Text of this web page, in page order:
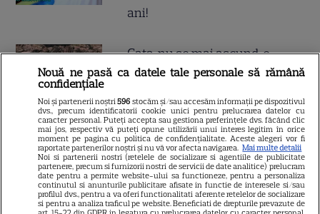
ani!
Gata, nu se mai ascund, e
cuplul momentului în
strada ei, iar lui i-a pus
Dumnezeu mâna în cap!
Felicitări, să fiți fericiți! Că
frumoși sunteți!
Cătălin Crișan, gafă de
Nouă ne pasă ca datele tale personale să rămână
confidențiale
Noi și partenerii noștri596 stocăm și/sau accesăm informații pe dispozitivul
dvs., precum identificatorii cookie unici pentru prelucrarea datelor cu
caracter personal. Puteți accepta sau gestiona preferințele dvs. făcând clic
mai jos, respectiv vă puteți opune utilizării unui interes legitim în orice
moment pe pagina cu politica de confidențialitate. Aceste alegeri vor fi
raportate partenerilor noștri și nu vă vor afecta navigarea. Mai multe detalii
Noi si partenerii nostri (retelele de socializare si agentiile de publicitate
partenere, precum si furnizorii nostri de servicii de date analitice) prelucram
date pentru a permite website-ului sa functioneze, pentru a personaliza
continutul si anunturile publicitare afisate in functie de interesele si/sau
profilul dvs., pentru a va oferi functionalitati aferente retelelor de socializare
si pentru a analiza traficul pe website. Beneficiati de drepturile prevazute de